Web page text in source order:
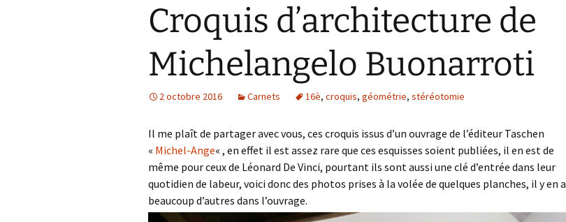
Croquis d’architecture de
Michelangelo Buonarroti
2 octobre 2016 Carnets 16è, croquis, géométrie, stéréotomie
Il me plaît de partager avec vous, ces croquis issus d’un ouvrage de l’éditeur Taschen
« Michel-Ange« , en effet il est assez rare que ces esquisses soient publiées, il en est de
même pour ceux de Léonard De Vinci, pourtant ils sont aussi une clé d’entrée dans leur
quotidien de labeur, voici donc des photos prises à la volée de quelques planches, il y en a
beaucoup d’autres dans l’ouvrage.